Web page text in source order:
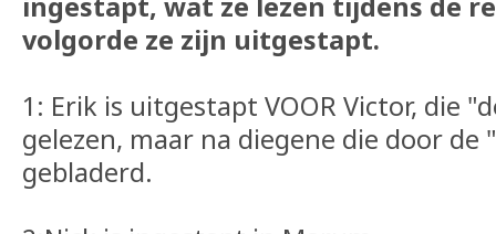
volgorde ze zijn uitgestapt.
1: Erik is uitgestapt VOOR Victor, die
gelezen, maar na diegene die door de
gebladerd.